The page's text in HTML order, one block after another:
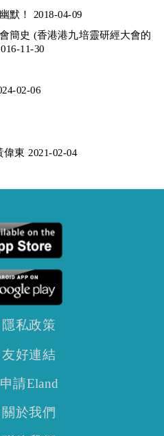
默！ 2018-04-09
簡史 (香港港九培靈研經大會的
11-30
02-06
偉東 2021-02-04
隱私政策
友好連結
申請Eland
關於我們